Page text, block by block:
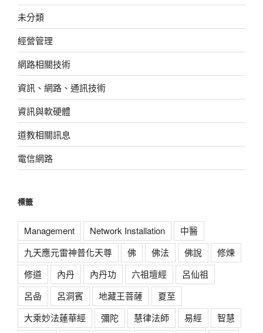
未分類
經營管理
網路相關技術
資訊、網路、通訊技術
資訊與軟硬體
道教相關訊息
電信網路
標籤
Management Network Installation
中醫
九天應元雷神普化天尊
佛 佛法 佛說
修煉
修道
內丹 內丹功 六祖壇經
呂仙祖
呂喦
呂洞賓 地藏王菩薩
夏至
大乘妙法蓮華經
彌陀 慧律法師 易經
智慧